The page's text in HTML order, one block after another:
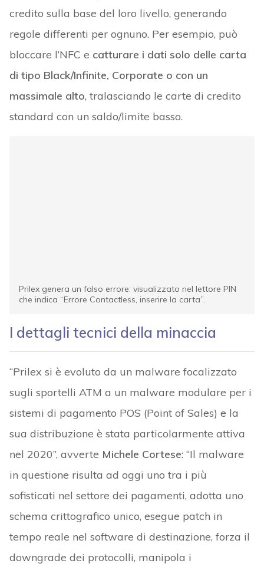
credito sulla base del loro livello, generando
regole differenti per ognuno. Per esempio, può
bloccare l’NFC e catturare i dati solo delle carta
di tipo Black/Infinite, Corporate o con un
massimale alto, tralasciando le carte di credito
standard con un saldo/limite basso.
Prilex genera un falso errore: visualizzato nel lettore PIN
che indica “Errore Contactless, inserire la carta”.
I dettagli tecnici della minaccia
“Prilex si è evoluto da un malware focalizzato
sugli sportelli ATM a un malware modulare per i
sistemi di pagamento POS (Point of Sales) e la
sua distribuzione è stata particolarmente attiva
nel 2020”, avverte Michele Cortese: “Il malware
in questione risulta ad oggi uno tra i più
sofisticati nel settore dei pagamenti, adotta uno
schema crittografico unico, esegue patch in
tempo reale nel software di destinazione, forza il
downgrade dei protocolli, manipola i